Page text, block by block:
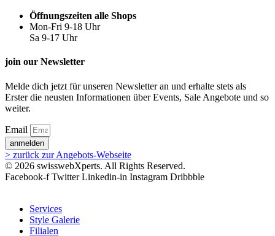
Öffnungszeiten alle Shops
Mon-Fri 9-18 Uhr
Sa 9-17 Uhr
join our Newsletter
Melde dich jetzt für unseren Newsletter an und erhalte stets als
Erster die neusten Informationen über Events, Sale Angebote und so
weiter.
Email
anmelden
> zurück zur Angebots-Webseite
© 2026 swisswebXperts. All Rights Reserved.
Facebook-f Twitter Linkedin-in Instagram Dribbble
Services
Style Galerie
Filialen